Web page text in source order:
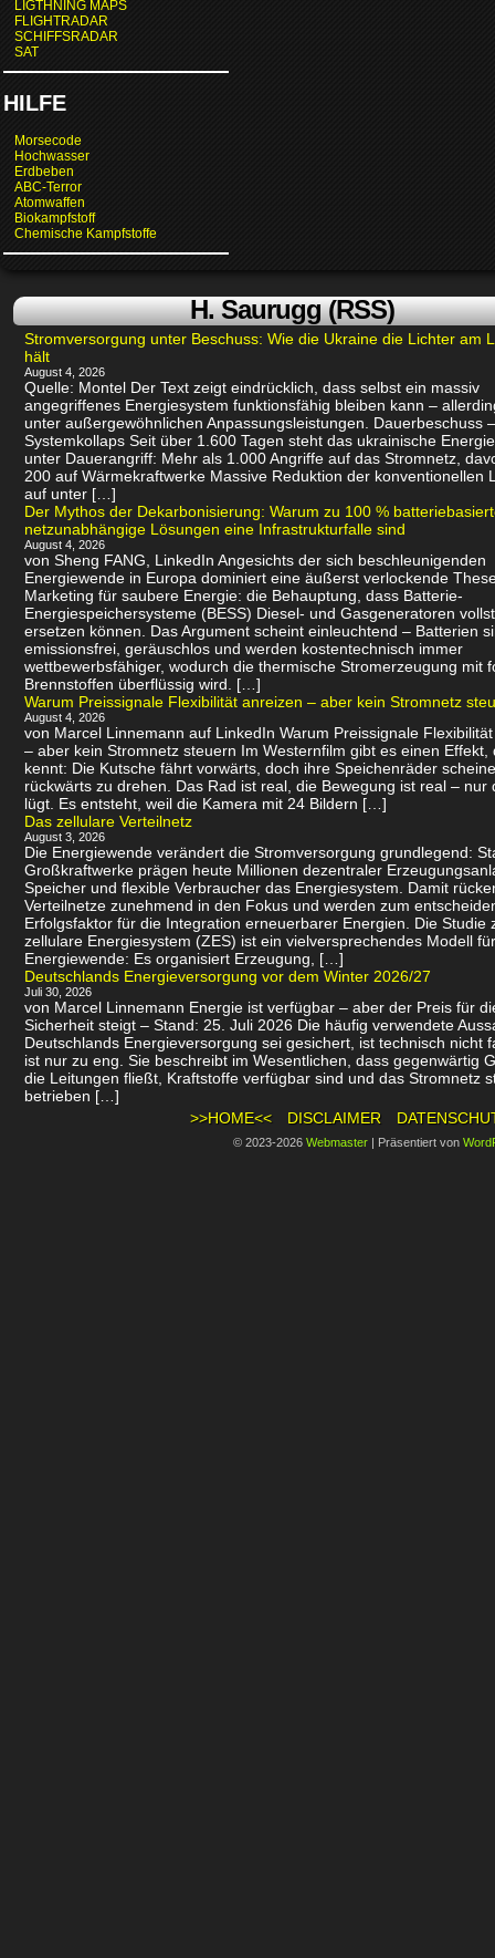
LIGTHNING MAPS
FLIGHTRADAR
SCHIFFSRADAR
SAT
HILFE
Morsecode
Hochwasser
Erdbeben
ABC-Terror
Atomwaffen
Biokampfstoff
Chemische Kampfstoffe
H. Saurugg (RSS)
Stromversorgung unter Beschuss: Wie die Ukraine die Lichter am
hält
August 4, 2026
Quelle: Montel Der Text zeigt eindrücklich, dass selbst ein massiv
angegriffenes Energiesystem funktionsfähig bleiben kann –
unter außergewöhnlichen Anpassungsleistungen. Dauerbeschuss
Systemkollaps Seit über 1.600 Tagen steht das ukrainische
unter Dauerangriff: Mehr als 1.000 Angriffe auf das Stromnetz,
200 auf Wärmekraftwerke Massive Reduktion der konventionellen
auf unter […]
Der Mythos der Dekarbonisierung: Warum zu 100 %
netzunabhängige Lösungen eine Infrastrukturfalle sind
August 4, 2026
von Sheng FANG, LinkedIn Angesichts der sich beschleunigenden
Energiewende in Europa dominiert eine äußerst verlockende
Marketing für saubere Energie: die Behauptung, dass Batterie-
Energiespeichersysteme (BESS) Diesel- und Gasgeneratoren
ersetzen können. Das Argument scheint einleuchtend – Batterien
emissionsfrei, geräuschlos und werden kostentechnisch immer
wettbewerbsfähiger, wodurch die thermische Stromerzeugung mit
Brennstoffen überflüssig wird. […]
Warum Preissignale Flexibilität anreizen – aber kein Stromnetz
August 4, 2026
von Marcel Linnemann auf LinkedIn Warum Preissignale
– aber kein Stromnetz steuern Im Westernfilm gibt es einen Effekt,
kennt: Die Kutsche fährt vorwärts, doch ihre Speichenräder
rückwärts zu drehen. Das Rad ist real, die Bewegung ist real – nur
lügt. Es entsteht, weil die Kamera mit 24 Bildern […]
Das zellulare Verteilnetz
August 3, 2026
Die Energiewende verändert die Stromversorgung grundlegend:
Großkraftwerke prägen heute Millionen dezentraler
Speicher und flexible Verbraucher das Energiesystem. Damit
Verteilnetze zunehmend in den Fokus und werden zum
Erfolgsfaktor für die Integration erneuerbarer Energien. Die Studie
zellulare Energiesystem (ZES) ist ein vielversprechendes Modell
Energiewende: Es organisiert Erzeugung, […]
Deutschlands Energieversorgung vor dem Winter 2026/27
Juli 30, 2026
von Marcel Linnemann Energie ist verfügbar – aber der Preis für
Sicherheit steigt – Stand: 25. Juli 2026 Die häufig verwendete
Deutschlands Energieversorgung sei gesichert, ist technisch nicht
ist nur zu eng. Sie beschreibt im Wesentlichen, dass gegenwärtig
die Leitungen fließt, Kraftstoffe verfügbar sind und das Stromnetz
betrieben […]
>>HOME<<
DISCLAIMER
© 2023-2026 Webmaster | Präsentiert von